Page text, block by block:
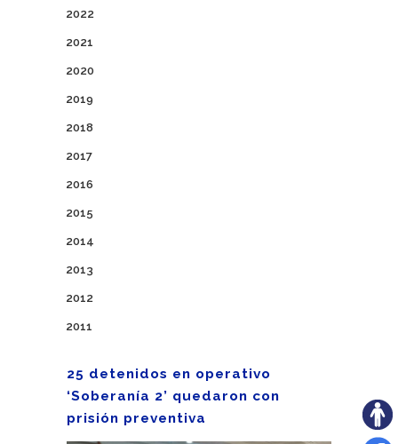
2022
2021
2020
2019
2018
2017
2016
2015
2014
2013
2012
2011
25 detenidos en operativo
‘Soberanía 2’ quedaron con
prisión preventiva